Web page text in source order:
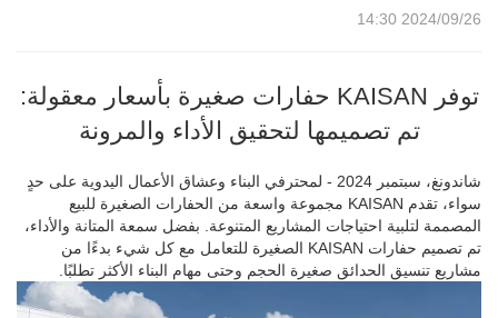
2024/09/26 14:30
توفر KAISAN حفارات صغيرة بأسعار معقولة:
تم تصميمها لتحقيق الأداء والمرونة
شاندونغ، سبتمبر 2024 - لمحترفي البناء وعشاق الأعمال اليدوية على حدٍ
سواء، تقدم KAISAN مجموعة واسعة من الحفارات الصغيرة للبيع
المصممة لتلبية احتياجات المشاريع المتنوعة. بفضل سمعة المتانة والأداء،
تم تصميم حفارات KAISAN الصغيرة للتعامل مع كل شيء بدءًا من
مشاريع تنسيق الحدائق صغيرة الحجم وحتى مهام البناء الأكثر تطلبًا.